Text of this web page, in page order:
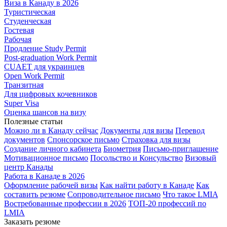
Виза в Канаду в 2026
Туристическая
Студенческая
Гостевая
Рабочая
Продление Study Permit
Post-graduation Work Permit
CUAET для украинцев
Open Work Permit
Транзитная
Для цифровых кочевников
Super Visa
Оценка шансов на визу
Полезные статьи
Можно ли в Канаду сейчас Документы для визы Перевод
документов Спонсорское письмо Страховка для визы
Создание личного кабинета Биометрия Письмо-приглашение
Мотивационное письмо Посольство и Консульство Визовый
центр Канады
Работа в Канаде в 2026
Оформление рабочей визы Как найти работу в Канаде Как
составить резюме Сопроводительное письмо Что такое LMIA
Востребованные профессии в 2026 ТОП-20 профессий по
LMIA
Заказать резюме